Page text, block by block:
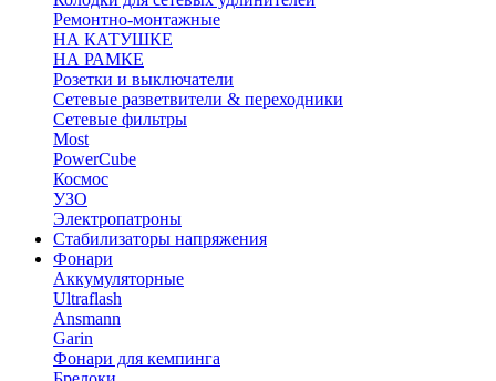
Ремонтно-монтажные
НА КАТУШКЕ
НА РАМКЕ
Розетки и выключатели
Сетевые разветвители & переходники
Сетевые фильтры
Most
PowerCube
Космос
УЗО
Электропатроны
Стабилизаторы напряжения
Фонари
Аккумуляторные
Ultraflash
Ansmann
Garin
Фонари для кемпинга